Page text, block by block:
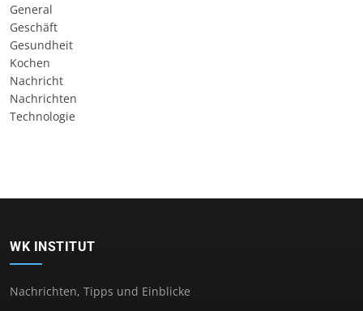
General
Geschäft
Gesundheit
Kochen
Nachricht
Nachrichten
Technologie
WK INSTITUT
Nachrichten, Tipps und Einblicke